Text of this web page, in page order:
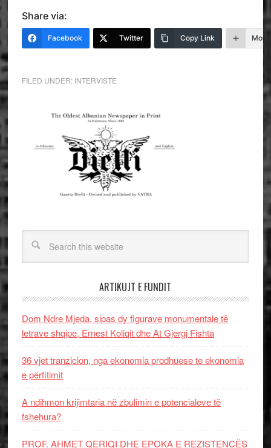
Share via:
Facebook Twitter Copy Link More
FILED UNDER: INTERVISTE
ARTIKUJT E FUNDIT
Dom Ndre Mjeda, sipas dy figurave monumentale të
letrave shqipe, Ernest Koliqit dhe At Gjergj Fishta
36 vjet tranzicion, nga ekonomia prodhuese te ekonomia
e përfitimit
A ndihmon krijimtaria në zbulimin e potencialeve të
fshehura?
PROF. AHMET QERIQI DHE EPOKA E REZISTENCЁS